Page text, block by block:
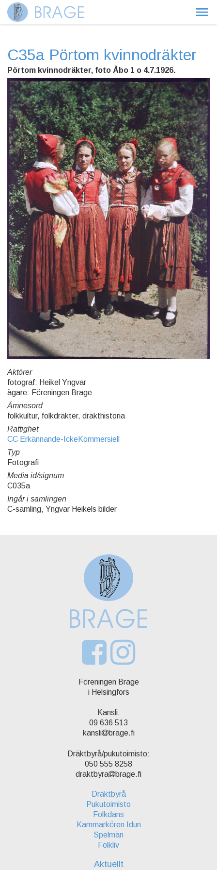
C35a Pörtom kvinnodräkter
Pörtom kvinnodräkter, foto Åbo 1 o 4.7.1926.
Aktörer
fotograf: Heikel Yngvar
ägare: Föreningen Brage
Ämnesord
folkkultur, folkdräkter, dräkthistoria
Rättighet
CC Erkännande-IckeKommersiell
Typ
Fotografi
Media id/signum
C035a
Ingår i samlingen
C-samling, Yngvar Heikels bilder
Föreningen Brage
i Helsingfors
Kansli:
09 636 513
kansli
brage.fi
Dräktbyrå/pukutoimisto:
050 555 8258
draktbyra
brage.fi
Dräktbyrå
Pukutoimisto
Folkdans
Kammarkören Idun
Spelmän
Folkliv
Aktuellt